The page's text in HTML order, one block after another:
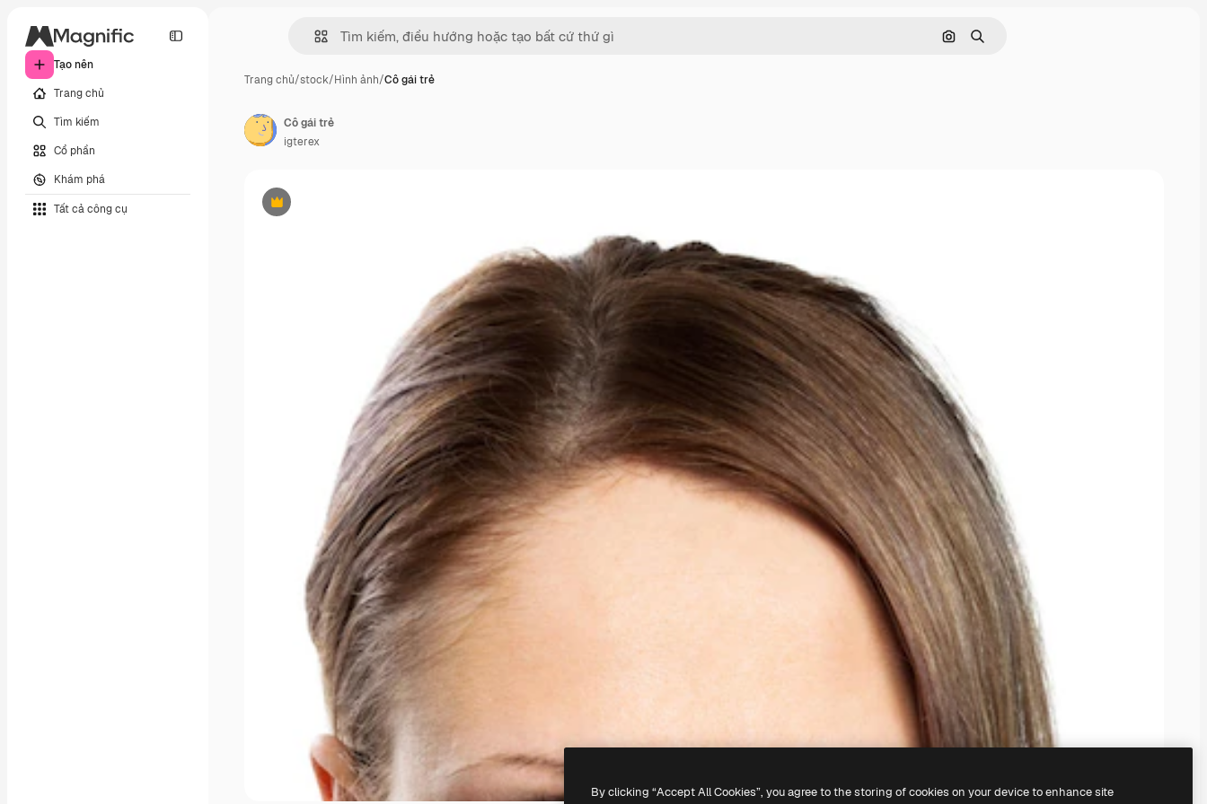
Tạo nên
Trang chủ
Tìm kiếm
Cổ phần
Khám phá
Tất cả công cụ
Tìm kiếm bằng hình ảnh
Tìm kiếm
Trang chủ/stock/Hình ảnh/Cô gái trẻ
Phần thưởng
Cô gái trẻ
igterex
By clicking “Accept All Cookies”, you agree to the storing of cookies on your device to enhance site